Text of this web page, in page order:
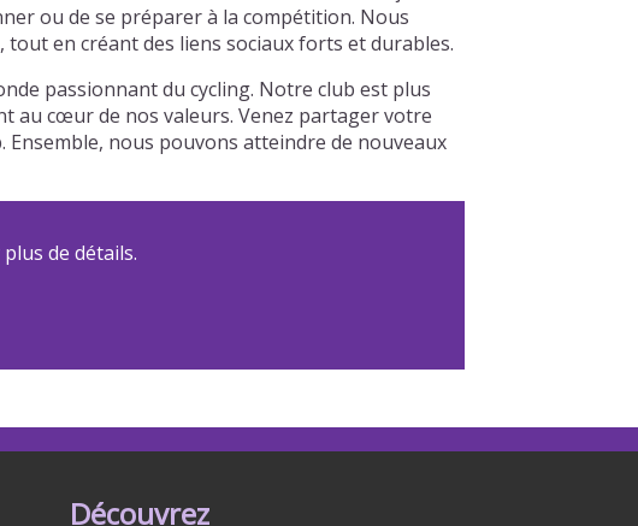
ou de se préparer à la compétition. Nous
en créant des liens sociaux forts et durables.
passionnant du cycling. Notre club est plus
au cœur de nos valeurs. Venez partager votre
nous pouvons atteindre de nouveaux
de détails.
Découvrez